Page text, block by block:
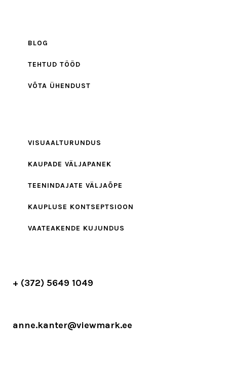
BLOG
TEHTUD TÖÖD
VÕTA ÜHENDUST
VISUAALTURUNDUS
KAUPADE VÄLJAPANEK
TEENINDAJATE VÄLJAÕPE
KAUPLUSE KONTSEPTSIOON
VAATEAKENDE KUJUNDUS
+ (372) 5649 1049
anne.kanter@viewmark.ee